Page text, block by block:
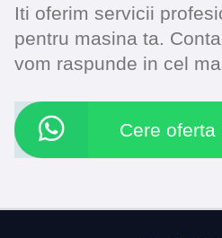
Iti oferim servicii
pentru masina ta.
vom raspunde in cel
Cere oferta